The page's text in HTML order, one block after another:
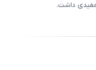
داشت.